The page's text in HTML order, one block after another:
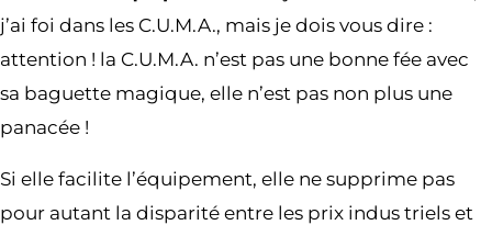
j’ai foi dans les C.U.M.A., mais je dois vous dire :
attention ! la C.U.M.A. n’est pas une bonne fée avec
sa baguette magique, elle n’est pas non plus une
panacée !
Si elle facilite l’équipement, elle ne supprime pas
pour autant la disparité entre les prix indus­ triels et